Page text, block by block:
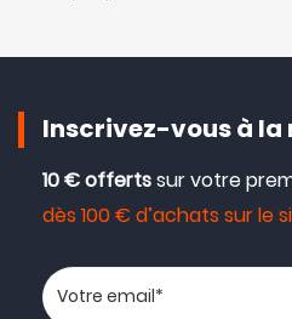
Inscrivez-vous à la
10 € offertssur votre
dès 100 € d’achats sur le
Votre adresse email